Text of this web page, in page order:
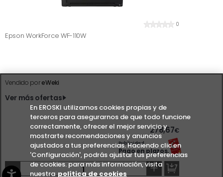
0
Epson WorkForce WF-110W
Vendido poreWeki
Ver más ofertas
278,67€
Publicidad.
Pago en plazos.
- +
En EROSKI utilizamos cookies propias y de
terceros para asegurarnos de que todo funcione
correctamente, ofrecer el mejor servicio y
mostrarte recomendaciones y anuncios
ajustados a tus preferencias. Haciendo clic en
'Configuración', podrás ajustar tus preferencias
de cookies. para más información, visita
nuestra política de cookies